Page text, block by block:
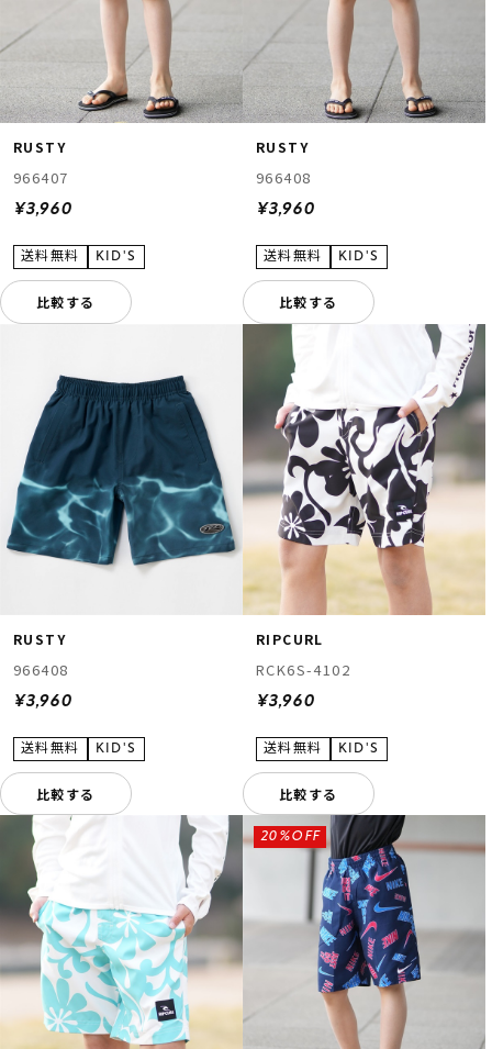
RUSTY
966407
¥3,960
比較する
RUSTY
966408
¥3,960
比較する
RUSTY
966408
¥3,960
比較する
RIPCURL
RCK6S-4102
¥3,960
比較する
20%OFF